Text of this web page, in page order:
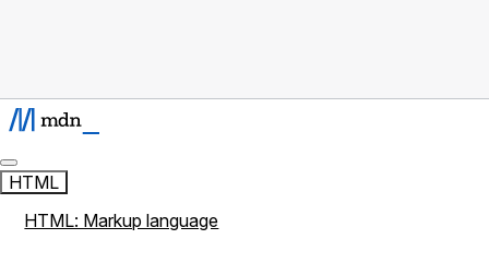
HTML
HTML: Markup language